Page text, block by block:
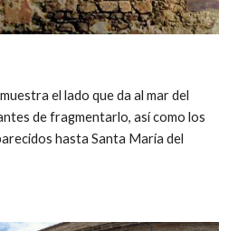
el lado que da al mar del
de fragmentarlo, así como los
hasta Santa María del